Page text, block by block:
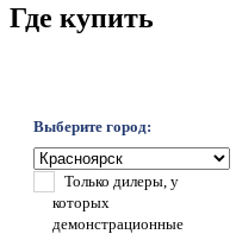
Где купить
Выберите город:
Только дилеры, у
которых
демонстрационные